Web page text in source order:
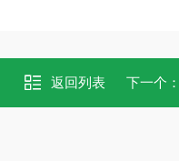
返回列表 下一个：